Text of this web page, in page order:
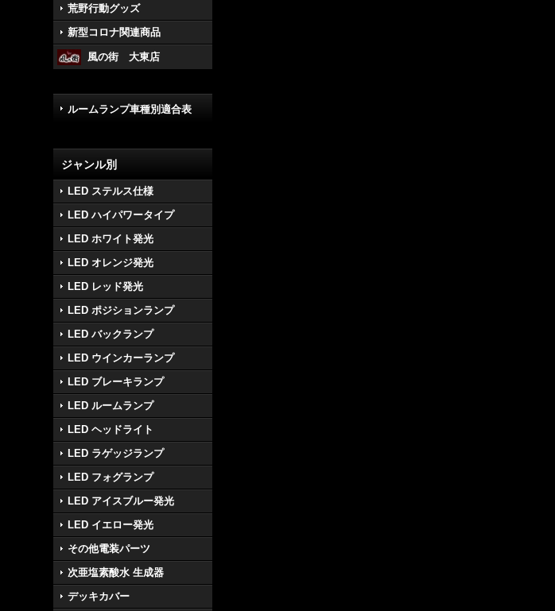
荒野行動グッズ
新型コロナ関連商品
風の街 大東店
ルームランプ車種別適合表
ジャンル別
LED ステルス仕様
LED ハイパワータイプ
LED ホワイト発光
LED オレンジ発光
LED レッド発光
LED ポジションランプ
LED バックランプ
LED ウインカーランプ
LED ブレーキランプ
LED ルームランプ
LED ヘッドライト
LED ラゲッジランプ
LED フォグランプ
LED アイスブルー発光
LED イエロー発光
その他電装パーツ
次亜塩素酸水 生成器
デッキカバー